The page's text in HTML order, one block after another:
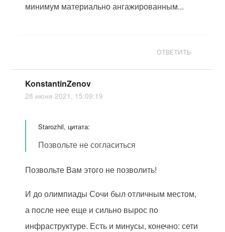
минимум материально ангажированным...
ОТВЕТИТЬ
KonstantinZenov
28 июня 2021, 15:09:19
Starozhil, цитата:
Позвольте не согласиться
Позвольте Вам этого не позволить!
И до олимпиады Сочи был отличным местом,
а после нее еще и сильно вырос по
инфраструктуре. Есть и минусы, конечно: сети